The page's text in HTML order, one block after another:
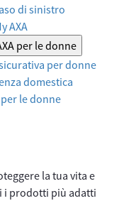
di sinistro
AXA
per le donne
per donne
domestica
le donne
la tua vita e
i prodotti più adatti